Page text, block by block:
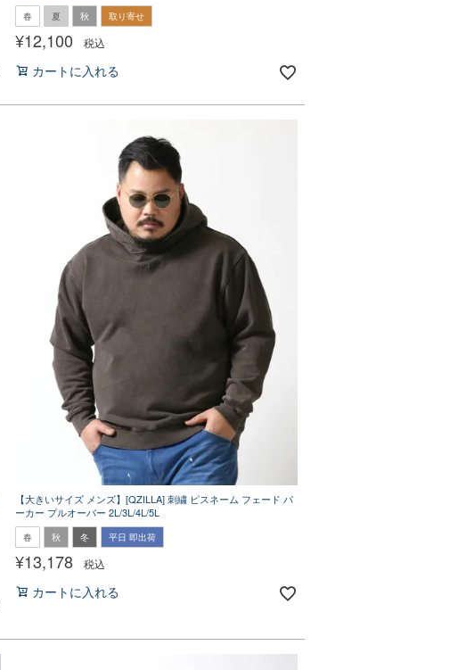
春 夏 秋 取り寄せ
¥12,100 税込
カートに入れる
【大きいサイズ メンズ】[QZILLA] 刺繍 ピスネーム フェード パ
ーカー プルオーバー 2L/3L/4L/5L
春 秋 冬 平日 即出荷
¥13,178 税込
カートに入れる